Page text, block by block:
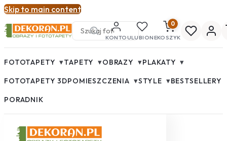
Skip to main content
KONTOULUBIONE
0
KOSZYK
FOTOTAPETY ▾TAPETY ▾OBRAZY ▾PLAKATY ▾
FOTOTAPETY 3DPOMIESZCZENIA ▾STYLE ▾BESTSELLERY
PORADNIK